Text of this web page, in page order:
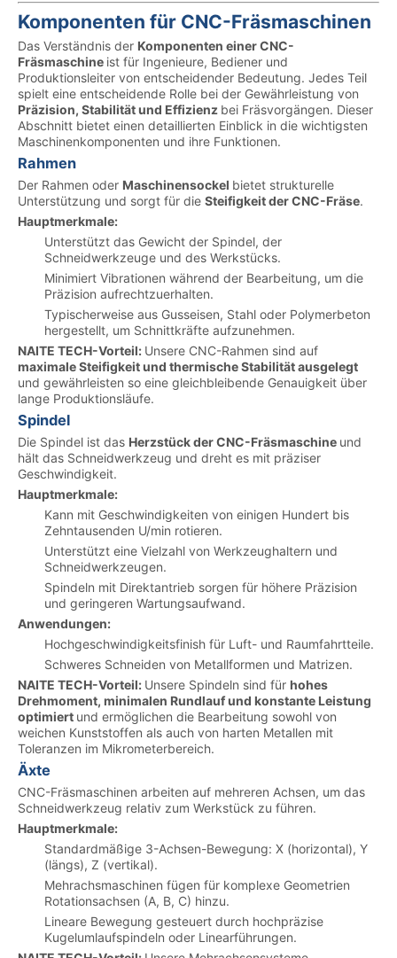
Komponenten für CNC-Fräsmaschinen
Das Verständnis der Komponenten einer CNC-
Fräsmaschine ist für Ingenieure, Bediener und
Produktionsleiter von entscheidender Bedeutung. Jedes Teil
spielt eine entscheidende Rolle bei der Gewährleistung von
Präzision, Stabilität und Effizienz bei Fräsvorgängen. Dieser
Abschnitt bietet einen detaillierten Einblick in die wichtigsten
Maschinenkomponenten und ihre Funktionen.
Rahmen
Der Rahmen oder Maschinensockel bietet strukturelle
Unterstützung und sorgt für die Steifigkeit der CNC-Fräse.
Hauptmerkmale:
Unterstützt das Gewicht der Spindel, der
Schneidwerkzeuge und des Werkstücks.
Minimiert Vibrationen während der Bearbeitung, um die
Präzision aufrechtzuerhalten.
Typischerweise aus Gusseisen, Stahl oder Polymerbeton
hergestellt, um Schnittkräfte aufzunehmen.
NAITE TECH-Vorteil: Unsere CNC-Rahmen sind auf
maximale Steifigkeit und thermische Stabilität ausgelegt
und gewährleisten so eine gleichbleibende Genauigkeit über
lange Produktionsläufe.
Spindel
Die Spindel ist das Herzstück der CNC-Fräsmaschine und
hält das Schneidwerkzeug und dreht es mit präziser
Geschwindigkeit.
Hauptmerkmale:
Kann mit Geschwindigkeiten von einigen Hundert bis
Zehntausenden U/min rotieren.
Unterstützt eine Vielzahl von Werkzeughaltern und
Schneidwerkzeugen.
Spindeln mit Direktantrieb sorgen für höhere Präzision
und geringeren Wartungsaufwand.
Anwendungen:
Hochgeschwindigkeitsfinish für Luft- und Raumfahrtteile.
Schweres Schneiden von Metallformen und Matrizen.
NAITE TECH-Vorteil: Unsere Spindeln sind für hohes
Drehmoment, minimalen Rundlauf und konstante Leistung
optimiert und ermöglichen die Bearbeitung sowohl von
weichen Kunststoffen als auch von harten Metallen mit
Toleranzen im Mikrometerbereich.
Äxte
CNC-Fräsmaschinen arbeiten auf mehreren Achsen, um das
Schneidwerkzeug relativ zum Werkstück zu führen.
Hauptmerkmale:
Standardmäßige 3-Achsen-Bewegung: X (horizontal), Y
(längs), Z (vertikal).
Mehrachsmaschinen fügen für komplexe Geometrien
Rotationsachsen (A, B, C) hinzu.
Lineare Bewegung gesteuert durch hochpräzise
Kugelumlaufspindeln oder Linearführungen.